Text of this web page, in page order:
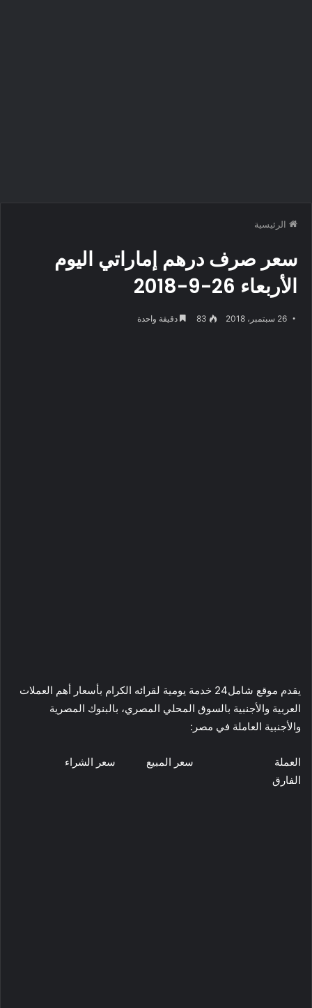
الرئيسية
سعر صرف درهم إماراتي اليوم
الأربعاء 26-9-2018
26 سبتمبر، 2018 83 دقيقة واحدة
يقدم موقع شامل24 خدمة يومية لقرائه الكرام بأسعار أهم العملات
العربية والأجنبية بالسوق المحلي المصري، بالبنوك المصرية
والأجنبية العاملة في مصر:
العملة سعر المبيع سعر الشراء
الفارق